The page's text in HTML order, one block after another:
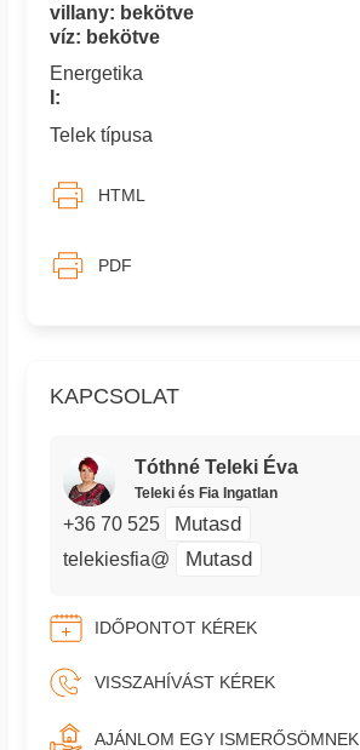
KAPCSOLAT
Tóthné Teleki Éva
Teleki és Fia Ingatlan
+36 70 525 Mutasd
telekiesfia@ Mutasd
IDŐPONTOT KÉREK
VISSZAHÍVÁST KÉREK
AJÁNLOM EGY ISMERŐSÖMNEK
villany: bekötve
víz: bekötve
Energetika
I:
Telek típusa
HTML
PDF